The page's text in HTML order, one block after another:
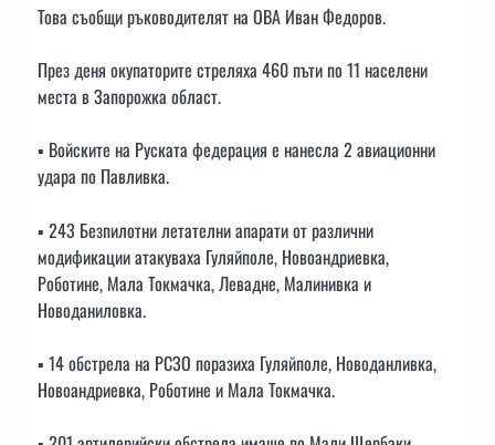
Това съобщи ръководителят на ОВА Иван Федоров.
През деня окупаторите стреляха 460 пъти по 11 населени
места в Запорожка област.
▪️ Войските на Руската федерация е нанесла 2 авиационни
удара по Павливка.
▪️ 243 Безпилотни летателни апарати от различни
модификации атакуваха Гуляйполе, Новоандриевка,
Роботине, Мала Токмачка, Левадне, Малинивка и
Новоданиловка.
▪️ 14 обстрела на РСЗО поразиха Гуляйполе, Новоданливка,
Новоандриевка, Роботине и Мала Токмачка. ️